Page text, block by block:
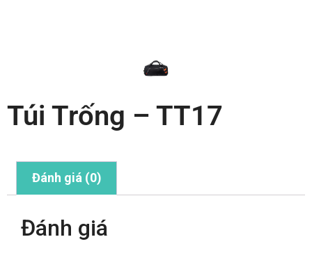
Túi Trống – TT17
Đánh giá (0)
Đánh giá